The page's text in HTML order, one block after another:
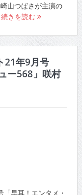
山つばさが主演の
続きを読む
21年9月号
ー568」咲村
「早耳！エンタメ・